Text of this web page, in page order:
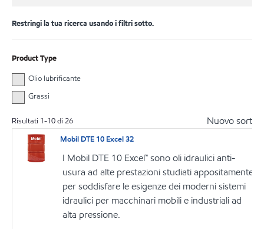
Restringi la tua ricerca usando i filtri sotto.
Product Type
Olio lubrificante
Grassi
Risultati 1-10di 26 Nuovo sort
Mobil DTE 10 Excel 32
I Mobil DTE 10 Excel™ sono oli idraulici anti-
usura ad alte prestazioni studiati appositamente
per soddisfare le esigenze dei moderni sistemi
idraulici per macchinari mobili e industriali ad
alta pressione.